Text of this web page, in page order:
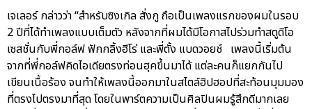
เจเลอร์ กล่าวว่า “สำหรับซิงเกิล สั่งกู ถือเป็นเพลงแรกของผมในรอบ
2 ปีที่ได้ทำเพลงแบบเต็มตัว หลังจากที่ผมได้มีโอกาสไปร่วมทำสตูดิโอ
เซสชั่นกับพี่กอล์ฟ ฟักกลิ้งฮีโร่ และพี่ตั้ง แบดวอยช์ เพลงนี้เริ่มต้น
จากที่พี่กอล์ฟคิดไอเดียตรงท่อนฮุคขึ้นมาได้ แต่ละคนก็แยกกันไป
เขียนเนื้อร้อง จนทำให้เพลงนี้ออกมาในสไตล์ฮิปฮอปที่สะท้อนมุมมอง
ที่ตรงไปตรงมาที่สุด โดยในพาร์ตความเป็นศิลปินผมรู้สึกดีมากเลย